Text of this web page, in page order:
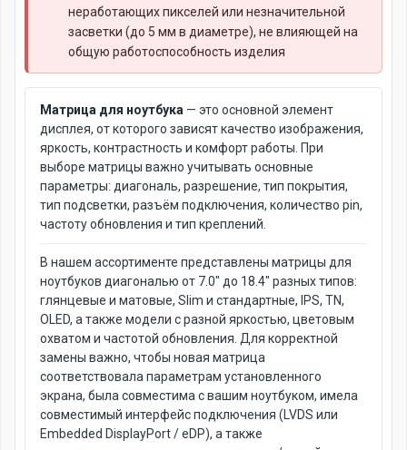
неработающих пикселей или незначительной
засветки (до 5 мм в диаметре), не влияющей на
общую работоспособность изделия
Матрица для ноутбука — это основной элемент
дисплея, от которого зависят качество изображения,
яркость, контрастность и комфорт работы. При
выборе матрицы важно учитывать основные
параметры: диагональ, разрешение, тип покрытия,
тип подсветки, разъём подключения, количество pin,
частоту обновления и тип креплений.
В нашем ассортименте представлены матрицы для
ноутбуков диагональю от 7.0" до 18.4" разных типов:
глянцевые и матовые, Slim и стандартные, IPS, TN,
OLED, а также модели с разной яркостью, цветовым
охватом и частотой обновления. Для корректной
замены важно, чтобы новая матрица
соответствовала параметрам установленного
экрана, была совместима с вашим ноутбуком, имела
совместимый интерфейс подключения (LVDS или
Embedded DisplayPort / eDP), а также